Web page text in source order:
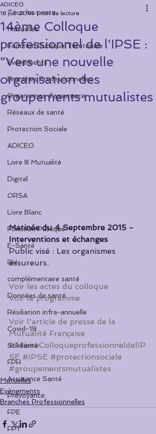
Tous les posts
Mutuelles
Fonction Publique Territoriale
Evènements
Branches Professionnelles
Organismes d'assurance
Réseaux de santé
Protection Sociale
ADICEO
Livre III Mutualité
Digital
ORSA
Livre Blanc
Fonction Publique
E-Santé
RH
complémentaire santé
Données de santé
Résiliation infra-annuelle
Covid-19
Solidarité
FPH
Assurance Santé
Prévoyance
FPE
FPT
14ème Colloque
professionnel de l'IPSE :
"Vers une nouvelle
organisation des
groupements mutualistes
ADICEO
18 juil. 2014 1 min de lecture
Matinée du 4 Septembre 2015 -
Interventions et échanges
Public visé : Les organismes
assureurs.
Voir les actes du colloque
Voir le programme
Voir l'article de presse de la
Mutualité Française
#14èmeColloqueprofessionneldelIP
SE #IPSE #protectionsociale
#groupementsmutualistes
Mutuelles
Evènements
Branches Professionnelles